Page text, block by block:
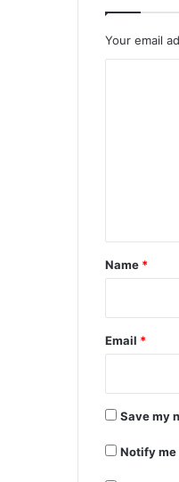
Your email
*
Name *
Email *
Save my
Notify me